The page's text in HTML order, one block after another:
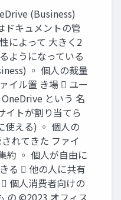
(Business)
キュメントの管
によって 大きく2
ようになっている
◦ 個人の裁量
イル置 き場  ユー
という 名
イトが割り当てら
使える) ◦ 個人の
れてきた ファイ
約 ◦ 個人が自由に
る  他の人に共有
個人消費者向けの